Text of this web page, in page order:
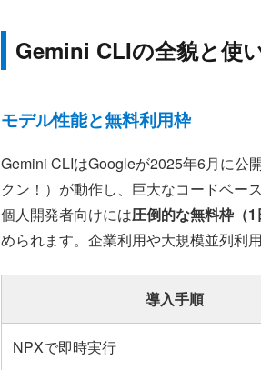
Gemini CLIの全貌と使
モデル性能と無料利用枠
Gemini CLIはGoogleが2025年6月に公
クン！）が動作し、巨大なコードベー
個人開発者向けには圧倒的な無料枠（1
められます。企業利用や大規模並列利
導入手順
NPXで即時実行